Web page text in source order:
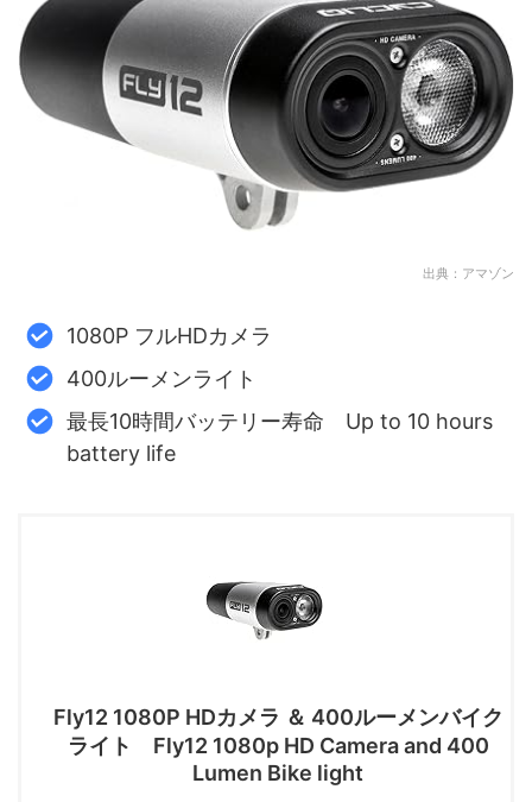
出典：アマゾン
1080P フルHDカメラ
400ルーメンライト
最長10時間バッテリー寿命 Up to 10 hours
battery life
Fly12 1080P HDカメラ ＆ 400ルーメンバイク
ライト Fly12 1080p HD Camera and 400
Lumen Bike light